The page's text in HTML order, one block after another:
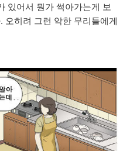
있어서 뭔가 썩아가는게 보
오히려 그런 악한 무리들에게